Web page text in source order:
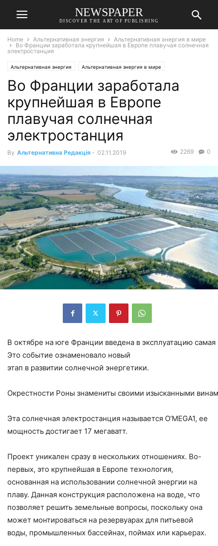
NEWSPAPER
DISCOVER THE ART OF PUBLISHING
Home Альтернативная энергия
Альтернативная энергия в мире
Во Франции заработала крупнейшая в Европе плавучая солнечная
электростанция
Альтернативная энергия Альтернативная энергия в мире
Во Франции заработала
крупнейшая в Европе
плавучая солнечная
электростанция
By Альтернативна Редакція - 02.11.2019 0
2269
В октябре на юге Франции введена в эксплуатацию
Это событие ознаменовало новый
этап в развитии солнечной энергетики.
Окрестности Роны знамениты своими изысканными
Эта солнечная электростанция называется O’MEGA1, ее
мощность достигает 17 мегаватт.
Проект уникален сразу в нескольких отношениях. Во-
первых, это крупнейшая в Европе технология,
основанная на использовании солнечной энергии на
плаву. Данная конструкция расположена на воде, что
позволяет решить земельные вопросы, поскольку она
может монтироваться на резервуарах для питьевой
воды, промышленных бассейнах, поймах или карьерах.